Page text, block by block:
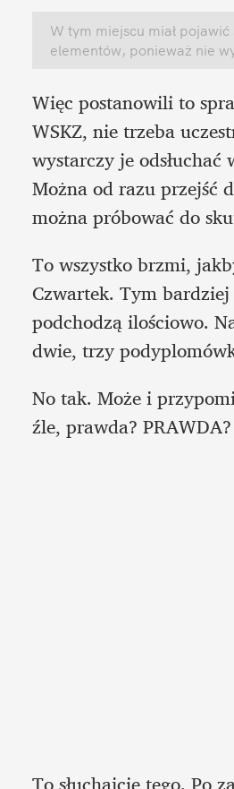
W tym miejscu miał
elementów, ponieważ nie
Więc postanowili to
WSKZ, nie trzeba
wystarczy je
Można od razu przejść
można próbować do
To wszystko brzmi,
Czwartek. Tym
podchodzą ilościowo.
dwie, trzy
No tak. Może i
źle, prawda? PRAWDA?